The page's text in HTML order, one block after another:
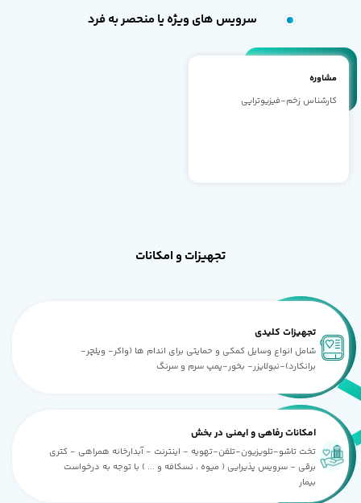
سرویس های ویژه یا منحصر به فرد
مشاوره
کارشناس زخم-فیزیوتراپی
تجهیزات و امکانات
تجهیزات کلیدی
شامل انواع وسایل کمکی و حمایتی برای اندام ها (واکر- ویلچر-
برانکارد)-نبولایزر- بخور-پمپ سرم و سرنگ
امکانات رفاهی و ایمنی در بخش
تخت تاشو-تلویزیون-تلفن-تهویه - اینترنت - آبدارخانه همراهی - کتری
برقی - سرویس پذیرایی ( میوه ، نسکافه و ... ) با توجه به درخواست
بیمار